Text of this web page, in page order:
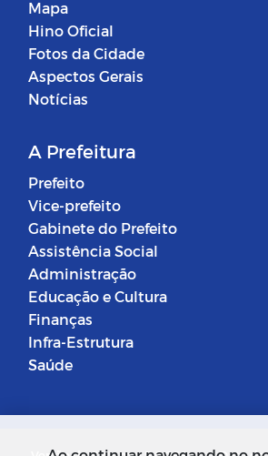
Mapa
Hino Oficial
Fotos da Cidade
Aspectos Gerais
Notícias
A Prefeitura
Prefeito
Vice-prefeito
Gabinete do Prefeito
Assistência Social
Administração
Educação e Cultura
Finanças
Infra-Estrutura
Saúde